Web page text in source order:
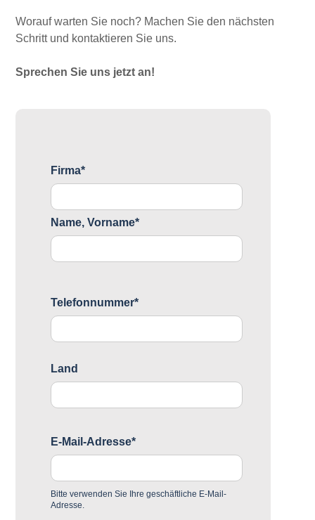
Worauf warten Sie noch? Machen Sie den nächsten
Schritt und kontaktieren Sie uns.
Sprechen Sie uns jetzt an!
Firma*
Name, Vorname*
Telefonnummer*
Land
E-Mail-Adresse*
Bitte verwenden Sie Ihre geschäftliche E-Mail-
Adresse.